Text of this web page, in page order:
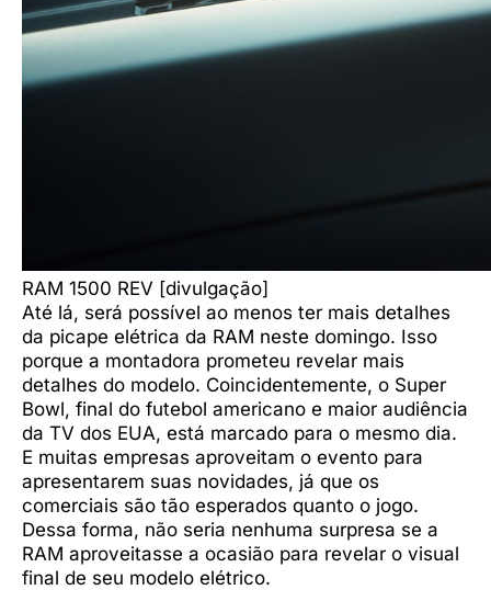
RAM 1500 REV [divulgação]
Até lá, será possível ao menos ter mais detalhes
da picape elétrica da RAM neste domingo. Isso
porque a montadora prometeu revelar mais
detalhes do modelo. Coincidentemente, o Super
Bowl, final do futebol americano e maior audiência
da TV dos EUA, está marcado para o mesmo dia.
E muitas empresas aproveitam o evento para
apresentarem suas novidades, já que os
comerciais são tão esperados quanto o jogo.
Dessa forma, não seria nenhuma surpresa se a
RAM aproveitasse a ocasião para revelar o visual
final de seu modelo elétrico.